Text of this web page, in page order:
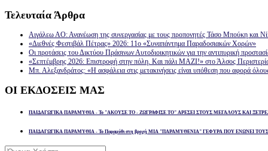
Τελευταία Άρθρα
Αιγάλεω ΑΟ: Ανανέωση της συνεργασίας με τους προπονητές Τάσο Μπούκη και
«Διεθνές Φεστιβάλ Πέτρας» 2026: 11ο «Συναπάντημα Παραδοσιακών Χορών»
Οι προτάσεις του Δικτύου Πράσινων Αυτοδιοικητικών για την αντιπυρική
«Σεπτέμβρης 2026: Επιστροφή στην πόλη. Και πάλι ΜΑΖΙ!» στο Άλσος
Μπ. Αλεξανδράτος: «Η ασφάλεια στις μετακινήσεις είναι υπόθεση που αφορά
ΟΙ ΕΚΔΟΣΕΙΣ ΜΑΣ
ΠΑΙΔΑΓΩΓΙΚΑ ΠΑΡΑΜΥΘΙΑ - Το "ΑΚΟΥΣΕ ΤΟ - ΖΩΓΡΑΦΙΣΕ ΤΟ" ΑΡΕΣΕΙ ΣΤΟΥΣ ΜΕΓΑΛΟΥΣ ΚΑΙ
ΠΑΙΔΑΓΩΓΙΚΑ ΠΑΡΑΜΥΘΙΑ - Το Παραμύθι στη βροχή ΜΙΑ "ΠΑΡΑΜΥΘΕΝΙΑ" ΓΕΦΥΡΑ ΠΟΥ ΕΝΩΝΕΙ